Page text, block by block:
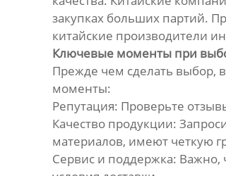
закупках больших партий.
китайские производители
Ключевые моменты при
Прежде чем сделать выбор,
моменты:
Репутация: Проверьте
Качество продукции:
материалов, имеют четкую
Сервис и поддержка: Важно,